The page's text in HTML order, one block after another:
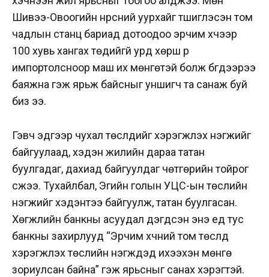
Шивээ-Овоогийн нүүрсний уурхайг түшиглэсэн том
чадлын станц бариад дотоодоо эрчим хүчээр
100 хувь хангах төдийгүй урд хөрш рүү
импортолсноор маш их мөнгөтэй болж бүгдээрээ
баяжна гэж ярьж байсныг уншигч та санаж буй
биз ээ.
Гэвч эдгээр чухал төслүүдийг хэрэгжүүлэх нэгжийг
байгуулаад, хэдэн жилийн дараа татан
буулгадаг, дахиад байгуулдаг чөтгөрийн тойрог
үүсжээ. Тухайлбал, Эгийн голын УЦС-ын төслийн
нэгжийг хэдэнтээ байгуулж, татан буулгасан.
Хөгжлийн банкны асуудал дэгдсэн энэ үед тус
банкны захирлууд “Эрчим хүчний том төслүүд
хэрэгжүүлэх төслийн нэгжүүдэд ихээхэн мөнгө
зориулсан байна” гэж ярьсныг санах хэрэгтэй.